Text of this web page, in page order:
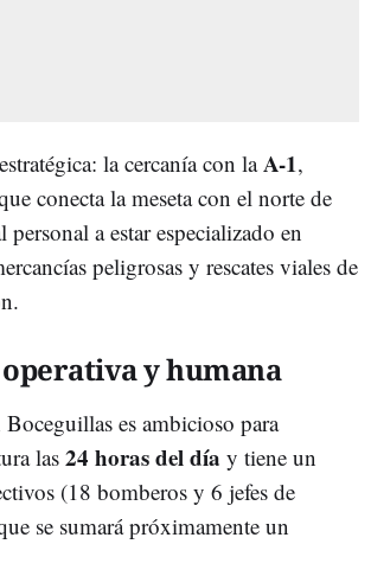
la cercanía con laA-1,
conecta la meseta con el norte de
a estar especializado en
peligrosas y rescates viales de
y humana
es ambicioso para
las 24 horas del día y tiene un
(18 bomberos y 6 jefes de
se sumará próximamente un